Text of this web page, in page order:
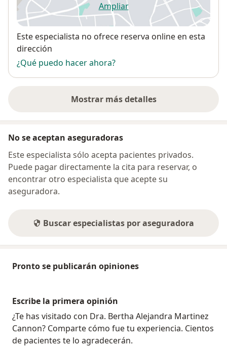
Ampliarse abre en una nueva
Disponibilidad
Este especialista no ofrece reserva online en esta
dirección
¿Qué puedo hacer ahora?
Mostrar más detalles
sobre la dirección
No se aceptan aseguradoras
Este especialista sólo acepta pacientes privados.
Puede pagar directamente la cita para reservar, o
encontrar otro especialista que acepte su
aseguradora.
Buscar especialistas por aseguradora
Pronto se publicarán opiniones
Escribe la primera opinión
¿Te has visitado con Dra. Bertha Alejandra Martinez
Cannon? Comparte cómo fue tu experiencia. Cientos
de pacientes te lo agradecerán.